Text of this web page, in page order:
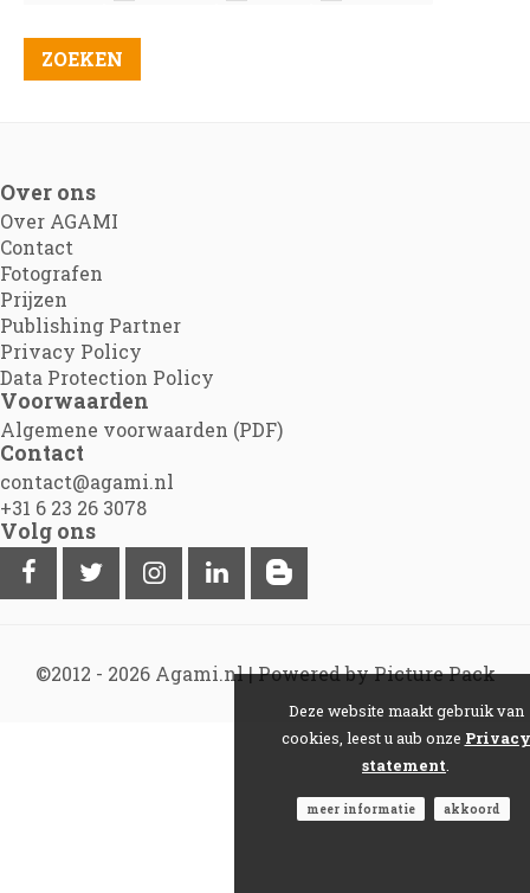
Over ons
Over AGAMI
Contact
Fotografen
Prijzen
Publishing Partner
Privacy Policy
Data Protection Policy
Voorwaarden
Algemene voorwaarden (PDF)
Contact
contact@agami.nl
+31 6 23 26 3078
Volg ons
©2012 - 2026 Agami.nl|Powered by Picture Pack
Deze website maakt gebruik van
cookies, leest u aub onze Privacy
statement
meer informatie akkoord